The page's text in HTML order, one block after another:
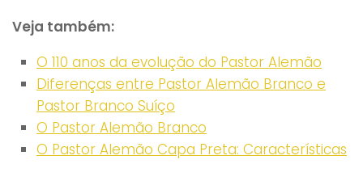
Veja também:
O 110 anos da evolução do Pastor Alemão
Diferenças entre Pastor Alemão Branco e
Pastor Branco Suíço
O Pastor Alemão Branco
O Pastor Alemão Capa Preta: Características